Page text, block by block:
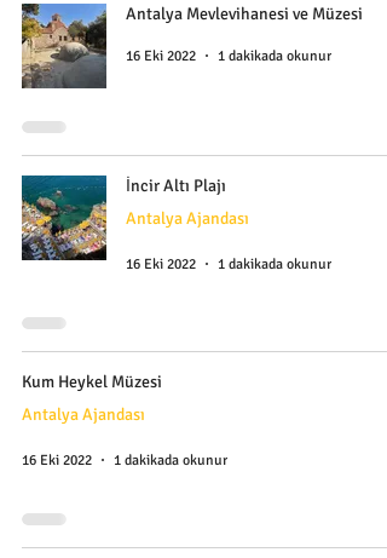
Antalya Mevlevihanesi ve Müzesi
16 Eki 2022 1 dakikada okunur
İncir Altı Plajı
Antalya Ajandası
16 Eki 2022 1 dakikada okunur
Kum Heykel Müzesi
Antalya Ajandası
16 Eki 2022 1 dakikada okunur